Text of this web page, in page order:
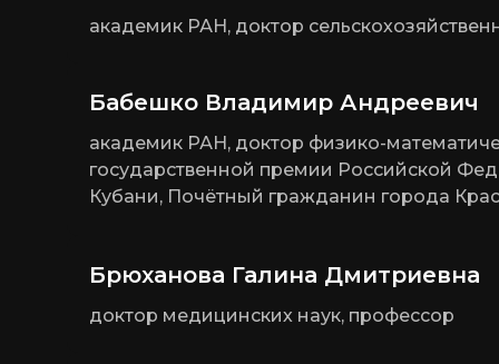
академик РАН, доктор
академик РАН, доктор физико-
государственной премии Российской
Кубани, Почётный гражданин города
Бабешко Владимир Андреевич
доктор медицинских наук, профессор
Брюханова Галина Дмитриевна